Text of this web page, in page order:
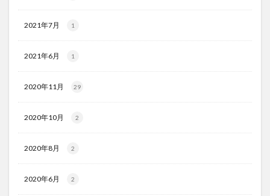
2021年7月 1
2021年6月 1
2020年11月 29
2020年10月 2
2020年8月 2
2020年6月 2